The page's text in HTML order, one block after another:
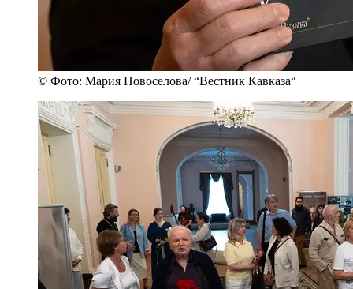
© Фото: Мария Новоселова/ “Вестник Кавказа“